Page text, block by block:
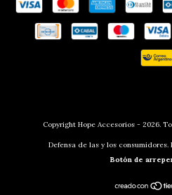
Copyright Hope Accesorios - 2026.
Defensa de las y los consumidores.
Botón de